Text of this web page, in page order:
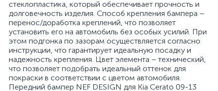
стеклопластика, который обеспечивает прочность и
долговечность изделия. Способ крепления бампера –
перенос/доработка креплений, что позволяет
установить его на автомобиль без особых усилий. При
этом подгонка по зазорам осуществляется согласно
инструкции, что гарантирует идеальную посадку и
надежность крепления. Цвет элемента – технический,
что позволяет подобрать идеальный оттенок для
покраски в соответствии с цветом автомобиля.
Передний бампер NEF DESIGN для Kia Cerato 09-13